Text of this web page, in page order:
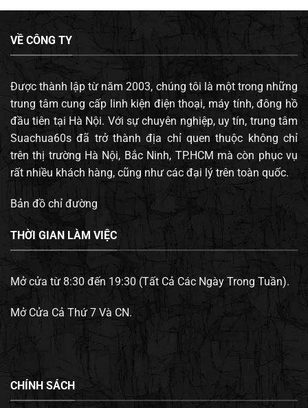
VỀ CÔNG TY
Được thành lập từ năm 2003, chúng tôi là một trong những
trung tâm cung cấp linh kiện điện thoại, máy tính, đông hồ
đầu tiên tại Hà Nội. Với sự chuyên nghiệp, uy tín, trung tâm
Suachua60s đã trở thành địa chỉ quen thuộc không chỉ
trên thị trường Hà Nội, Bắc Ninh, TP.HCM mà còn phục vụ
rất nhiều khách hàng, cũng như các đại lý trên toàn quốc.
Bản đồ chỉ đường
THỜI GIAN LÀM VIỆC
Mở cửa từ 8:30 đến 19:30 (Tất Cả Các Ngày Trong Tuần).
Mở Cửa Cả Thứ 7 Và CN.
CHÍNH SÁCH